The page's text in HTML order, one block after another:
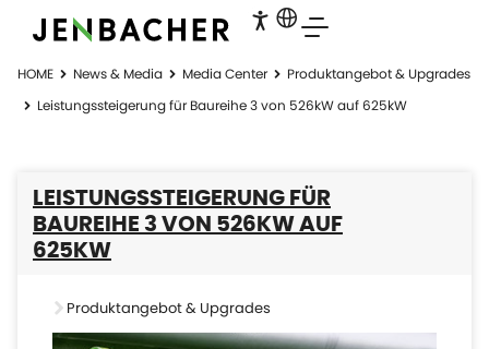
HOME News & Media Media Center
Produktangebot & Upgrades
Leistungssteigerung für Baureihe 3 von 526kW auf 625kW
LEISTUNGSSTEIGERUNG FÜR
BAUREIHE 3 VON 526KW AUF
625KW
Produktangebot & Upgrades